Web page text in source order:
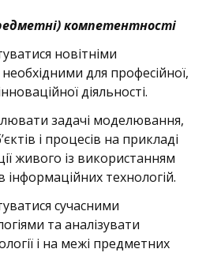
компетентності
новітніми
необхідними для професійної,
діяльності.
задачі моделювання,
і процесів на прикладі
живого із використанням
технологій.
сучасними
та аналізувати
і на межі предметних